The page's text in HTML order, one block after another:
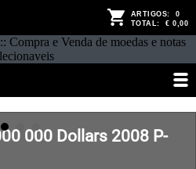
ARTIGOS: 0
TOTAL: € 0,00
000 Dollars 2008 P-